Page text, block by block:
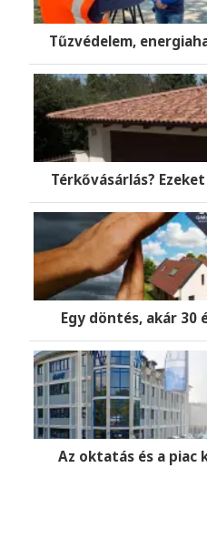
Tűzvédelem,
Térkővásárlás?
Egy döntés, akár 30
Az oktatás és a piac